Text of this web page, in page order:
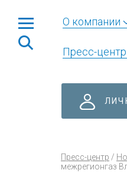
О компании
Пресс-центр
Пресс-центр /
межрегионгаз